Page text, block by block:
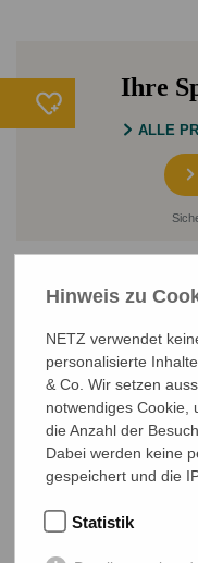
Ihre
ALLE
NETZ Partnerschaft für
Marktlaubenstraße 9
35390 Gießen
Germany
netz@bangladesch.org
Hinweis zu
NETZ verwendet
personalisierte
& Co. Wir setzen
notwendiges Cookie,
die Anzahl der
Dabei werden keine
gespeichert und die
Statistik